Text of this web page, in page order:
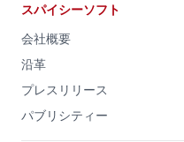
スパイシーソフト
会社概要
沿革
プレスリリース
パブリシティー